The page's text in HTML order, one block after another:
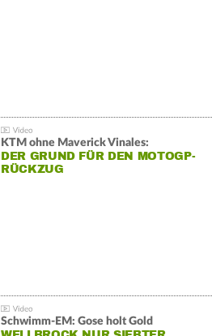
KTM ohne Maverick Vinales:
DER GRUND FÜR DEN MOTOGP-
RÜCKZUG
Schwimm-EM: Gose holt Gold